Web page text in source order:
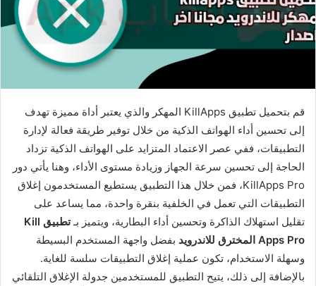
قم بتحميل تطبيق KillApps المهكر والذي يعتبر أداة مميزة تهدف
إلى تحسين أداء الهواتف الذكية من خلال توفير طريقة فعالة لإدارة
التطبيقات، ففي عصر الاعتماد المتزايد على الهواتف الذكية تزداد
الحاجة إلى تحسين سرعة الجهاز وزيادة مستوى الأداء، وهنا يأتي دور
KillApps Pro، فمن خلال هذا التطبيق يستطيع المستخدمون إغلاق
التطبيقات التي تعمل في الخلفية بنقرة واحدة، مما يساعد على
تقليل استهلاك الذاكرة وتحسين أداء البطارية، ويتميز بـ
تطبيق Kill
Apps Pro المخترق للاندرويد
بفضل واجهة المستخدم البسيطة
وسهلة الاستخدام، تكون عملية إغلاق التطبيقات سلسة للغاية.
بالإضافة إلى ذلك، يتيح التطبيق للمستخدمين جدولة الإغلاق التلقائي